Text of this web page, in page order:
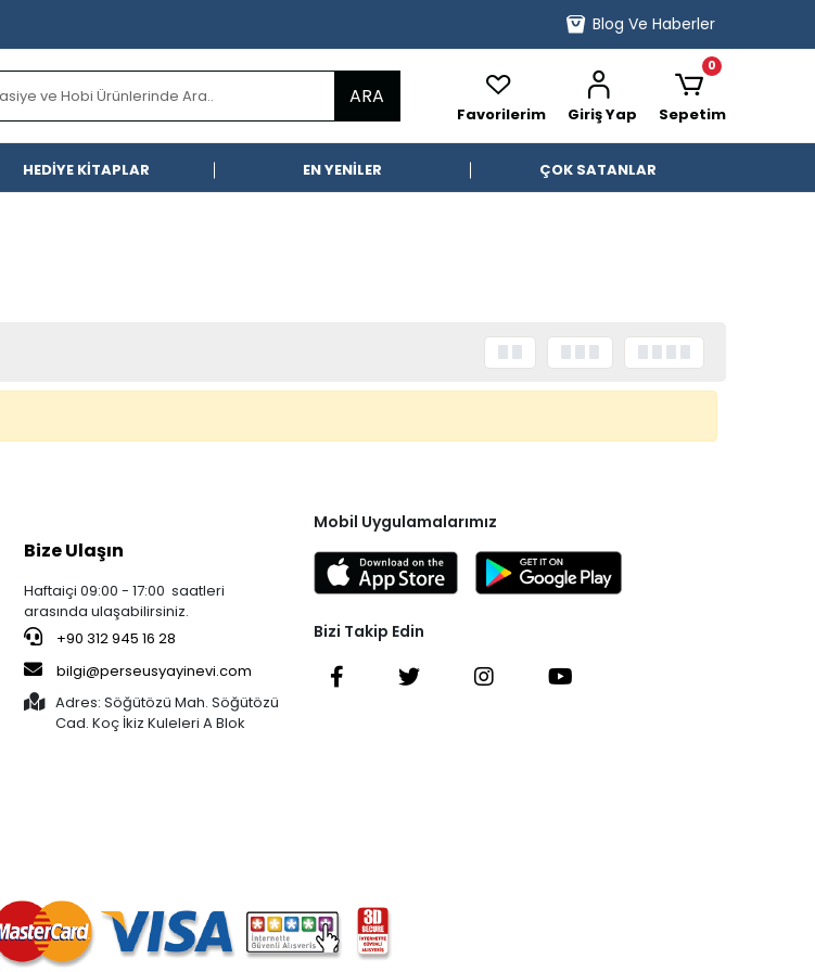
Blog Ve Haberler
ARA
Favorilerim Giriş Yap Sepetim
0
HEDİYE KİTAPLAR EN YENİLER ÇOK SATANLAR
Bize Ulaşın
Haftaiçi 09:00 - 17:00 saatleri
arasında ulaşabilirsiniz.
+90 312 945 16 28
bilgi@perseusyayinevi.com
Adres: Söğütözü Mah. Söğütözü
Cad. Koç İkiz Kuleleri A Blok
Mobil Uygulamalarımız
Bizi Takip Edin